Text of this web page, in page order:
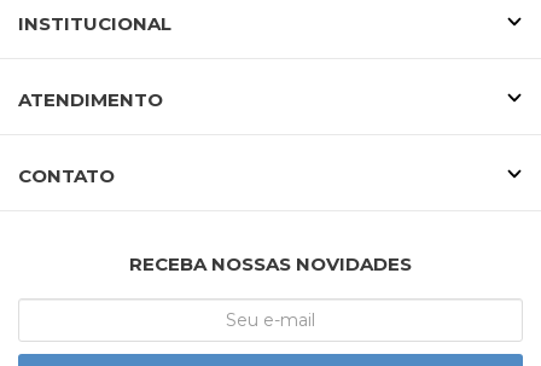
INSTITUCIONAL
ATENDIMENTO
CONTATO
RECEBA NOSSAS NOVIDADES